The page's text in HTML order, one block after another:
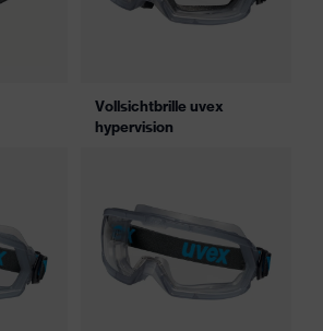
Vollsichtbrille uvex
hypervision